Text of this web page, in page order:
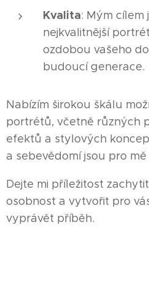
Kvalita: Mým
nejkvalitnější
ozdobou vašeho
budoucí generace.
Nabízím širokou škálu
portrétů, včetně různých
efektů a stylových
a sebevědomí jsou pro
Dejte mi příležitost
osobnost a vytvořit pro
vyprávět příběh.